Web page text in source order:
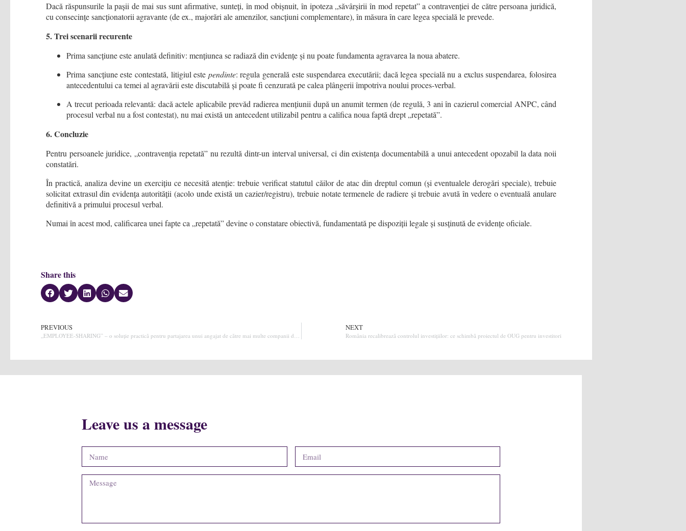
Dacă răspunsurile la pașii de mai sus sunt afirmative, sunteți, în mod obișnuit, în ipoteza „săvârșirii în mod repetat” a contravenției de către persoana juridică,
cu consecințe sancționatorii agravante (de ex., majorări ale amenzilor, sancțiuni complementare), în măsura în care legea specială le prevede.
5. Trei scenariirecurente
Prima sancțiune este anulată definitiv: mențiunea se radiază din evidențe și nu poate fundamenta agravarea la noua abatere.
Prima sancțiune este contestată, litigiul este pendinte: regula generală este suspendarea executării; dacă legea specială nu a exclus suspendarea, folosirea
antecedentului ca temei al agravării este discutabilă și poate fi cenzurată pe calea plângerii împotriva noului proces‑verbal.
A trecut perioada relevantă: dacă actele aplicabile prevăd radierea mențiunii după un anumit termen (de regulă, 3 ani în cazierul comercial ANPC, când
procesul verbal nu a fost contestat), nu mai există un antecedent utilizabil pentru a califica noua faptă drept „repetată”.
6. Concluzie
Pentru persoanele juridice, „contravenția repetată” nu rezultă dintr-un interval universal, ci din existența documentabilă a unui antecedent opozabil la data noii
constatări.
În practică, analiza devine un exercițiu ce necesită atenție: trebuie verificat statutul căilor de atac din dreptul comun (și eventualele derogări speciale), trebuie
solicitat extrasul din evidența autorității (acolo unde există un cazier/registru), trebuie notate termenele de radiere și trebuie avută în vedere o eventuală anulare
definitivă a primului procesul verbal.
Numai în acest mod, calificarea unei fapte ca „repetată” devine o constatare obiectivă, fundamentată pe dispoziții legale și susținută de evidențe oficiale.
Share this
PREVIOUS
„EMPLOYEE-SHARING” – o soluție practică pentru partajarea unui angajat de către mai multe companii din același grup
NEXT
România recalibrează controlul investițiilor: ce schimbă proiectul de OUG pentru investitori
Leave us a message